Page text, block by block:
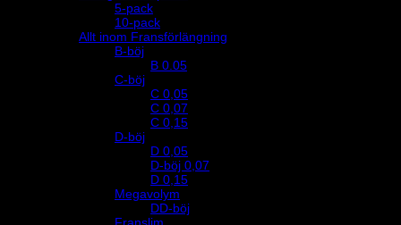
5-pack
10-pack
Allt inom Fransförlängning
B-böj
B 0.05
C-böj
C 0,05
C 0,07
C 0,15
D-böj
D 0,05
D-böj 0,07
D 0,15
Megavolym
DD-böj